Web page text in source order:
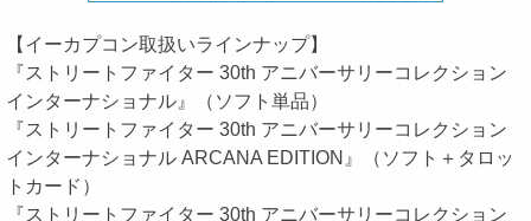
【イーカプコン取扱いラインナップ】
『ストリートファイター 30th アニバーサリーコレクション
インターナショナル』（ソフト単品）
『ストリートファイター 30th アニバーサリーコレクション
インターナショナル ARCANA EDITION』（ソフト＋タロッ
トカード）
『ストリートファイター 30th アニバーサリーコレクション